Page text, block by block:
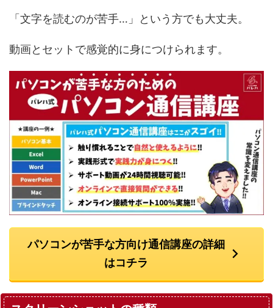
「文字を読むのが苦手…」という方でも大丈夫。
動画とセットで感覚的に身につけられます。
パソコンが苦手な方向け通信講座の詳細
はコチラ